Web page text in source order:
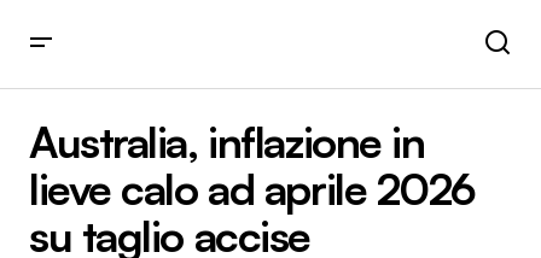
Australia, inflazione in
lieve calo ad aprile 2026
su taglio accise